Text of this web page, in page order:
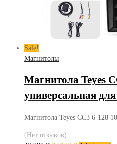
Sale!
Магнитолы
Магнитола Teyes
универсальная
Магнитола Teyes CC3 6-128
(Нет отзывов)